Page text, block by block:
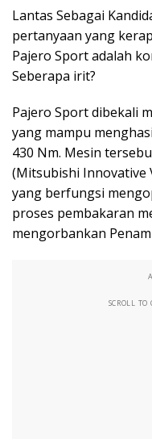
Lantas Sebagai
pertanyaan yang
Pajero Sport adalah
Seberapa irit?
Pajero Sport dibekali
yang mampu
430 Nm. Mesin
(Mitsubishi Innovative
yang berfungsi
proses pembakaran
mengorbankan
SCROLL